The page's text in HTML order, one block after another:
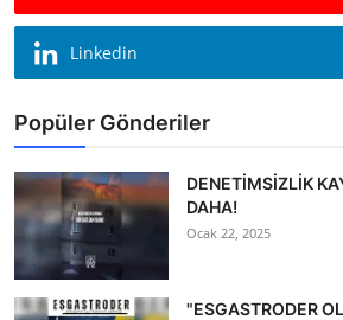
Linkedin
Popüler Gönderiler
DENETİMSİZLİK
DAHA!
Ocak 22, 2025
"ESGASTRODER